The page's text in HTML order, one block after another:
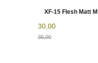
XF-15 Flesh Matt
30,00
35,00